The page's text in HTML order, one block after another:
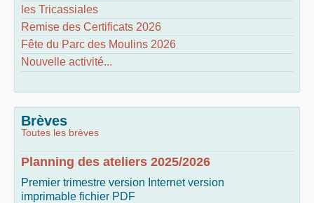
les Tricassiales
Remise des Certificats 2026
Fête du Parc des Moulins 2026
Nouvelle activité...
Brèves
Toutes les brèves
Planning des ateliers 2025/2026
Premier trimestre version Internet version
imprimable fichier PDF